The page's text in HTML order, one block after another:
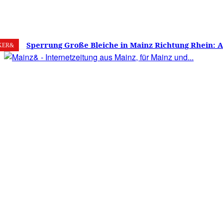
8. August 2026 16.7 Mainz
Sperrung Große Bleiche in Mainz Richtung Rhein:
verwirrt, Mainzer stinksauer – Haben die Mainzer